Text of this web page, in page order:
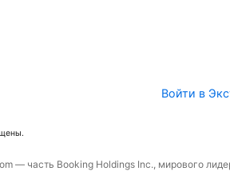
Войти в
— часть Booking Holdings Inc., мирового